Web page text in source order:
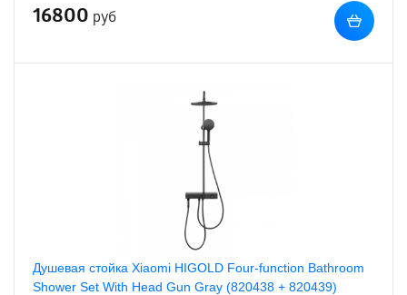
16800 руб
Душевая стойка Xiaomi HIGOLD Four-function Bathroom
Shower Set With Head Gun Gray (820438 + 820439)